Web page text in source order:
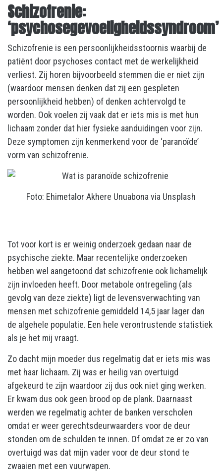
Schizofrenie:
‘psychosegevoeligheidssyndroom’
Schizofrenie is een persoonlijkheidsstoornis waarbij de
patiënt door psychoses contact met de werkelijkheid
verliest. Zij horen bijvoorbeeld stemmen die er niet zijn
(waardoor mensen denken dat zij een gespleten
persoonlijkheid hebben) of denken achtervolgd te
worden. Ook voelen zij vaak dat er iets mis is met hun
lichaam zonder dat hier fysieke aanduidingen voor zijn.
Deze symptomen zijn kenmerkend voor de ‘paranoïde’
vorm van schizofrenie.
Foto: Ehimetalor Akhere Unuabona via Unsplash
Tot voor kort is er weinig onderzoek gedaan naar de
psychische ziekte. Maar recentelijke onderzoeken
hebben wel aangetoond dat schizofrenie ook lichamelijk
zijn invloeden heeft. Door metabole ontregeling (als
gevolg van deze ziekte) ligt de levensverwachting van
mensen met schizofrenie gemiddeld 14,5 jaar lager dan
de algehele populatie. Een hele verontrustende statistiek
als je het mij vraagt.
Zo dacht mijn moeder dus regelmatig dat er iets mis was
met haar lichaam. Zij was er heilig van overtuigd
afgekeurd te zijn waardoor zij dus ook niet ging werken.
Er kwam dus ook geen brood op de plank. Daarnaast
werden we regelmatig achter de banken verscholen
omdat er weer gerechtsdeurwaarders voor de deur
stonden om de schulden te innen. Of omdat ze er zo van
overtuigd was dat mijn vader voor de deur stond te
zwaaien met een vuurwapen.